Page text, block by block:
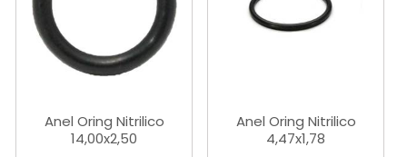
Anel Oring Nitrilico
14,00x2,50
Anel Oring Nitrilico
4,47x1,78